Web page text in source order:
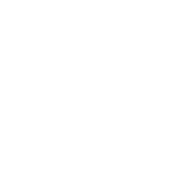
manque pas et
est décrite dans le
contient tout
vous pouvez